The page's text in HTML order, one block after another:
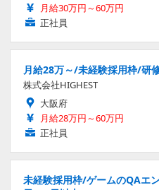
月給30万円～60万円
正社員
月給28万～/未経験採用枠/研
株式会社HIGHEST
大阪府
月給28万円～60万円
正社員
未経験採用枠/ゲームのQAエ